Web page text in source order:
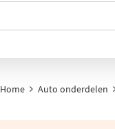
Home Auto onderdelen